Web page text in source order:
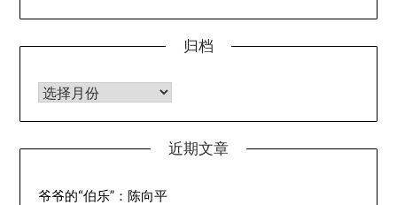
归档
归档
近期文章
爷爷的“伯乐”：陈向平